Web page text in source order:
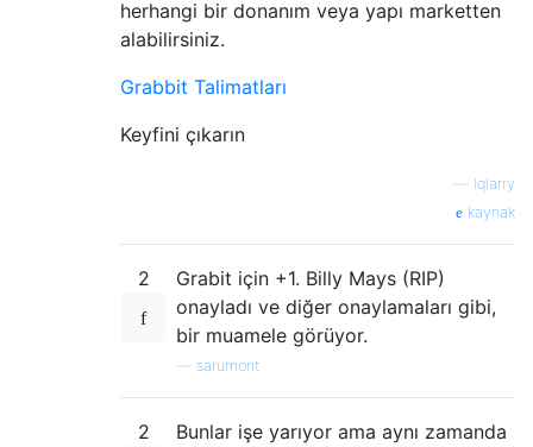
herhangi bir donanım veya yapı marketten
alabilirsiniz.
Grabbit Talimatları
Keyfini çıkarın
lqlarry
kaynak
2
Grabit için +1. Billy Mays (RIP)
onayladı ve diğer onaylamaları gibi,
bir muamele görüyor.
sarumont
2
Bunlar işe yarıyor ama aynı zamanda